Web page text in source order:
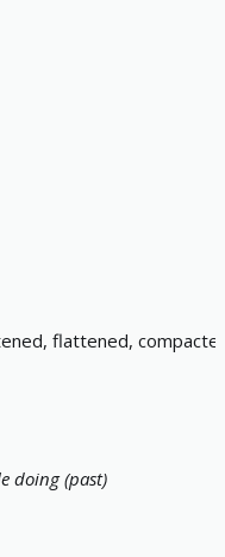
flattened,
doing (past)